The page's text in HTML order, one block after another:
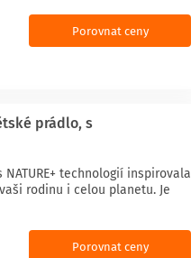
Porovnat ceny
prádlo, s
technologií inspirovala
rodinu i celou planetu. Je
Porovnat ceny